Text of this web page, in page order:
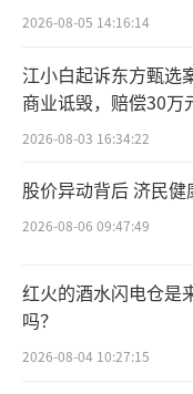
究其原因，
投入是迈科康开
研发投入分别为
元，近三年研发
值得注意的
磅产品上市，
场仍给予其超百
康带状疱疹疫苗
批后营收放量的预
2026-08-05 14:16:14
江小白起诉东方甄选
商业诋毁，赔偿30万
2026-08-03 16:34:22
股价异动背后 济民
2026-08-06 09:47:49
红火的酒水闪电仓
吗？
2026-08-04 10:27:15